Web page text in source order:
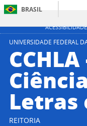
ACESSIBILIDADE
BRASIL
UNIVERSIDADE FEDERAL
Letras
REITORIA